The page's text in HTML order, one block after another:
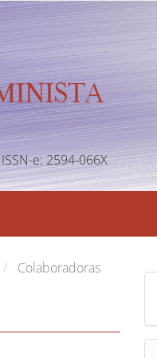
ISSN-e: 2594-066X
Colaboradoras
E
v
i